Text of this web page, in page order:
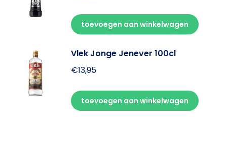
toevoegen aan winkelwagen
Vlek Jonge Jenever 100cl
€13,95
toevoegen aan winkelwagen